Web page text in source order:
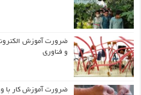
ضرورت آموزش
و فناوری
ضرورت آموزش کار با